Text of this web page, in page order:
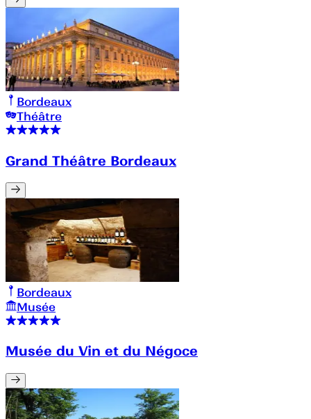
Bordeaux
Théâtre
Grand Théâtre Bordeaux
Bordeaux
Musée
Musée du Vin et du Négoce